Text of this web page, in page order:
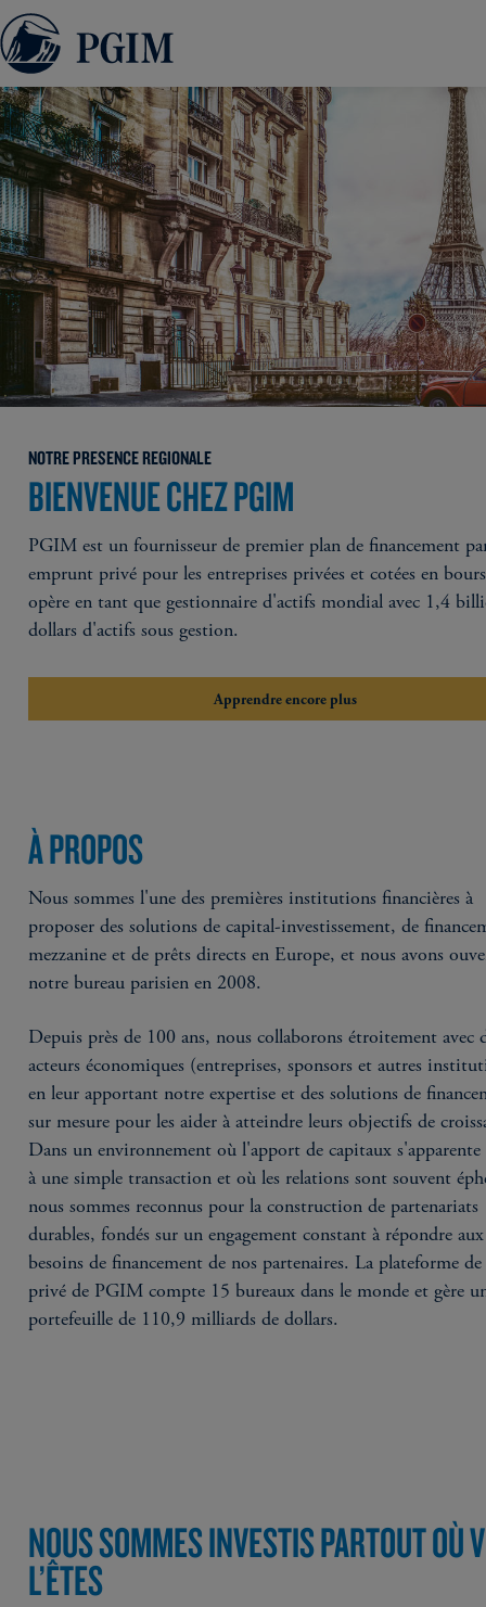
NOTRE PRESENCE REGIONALE
BIENVENUE CHEZ PGIM
PGIM est un fournisseur de premier plan de financement
emprunt privé pour les entreprises privées et cotées en
opère en tant que gestionnaire d'actifs mondial avec 1,4
dollars d'actifs sous gestion.
Apprendre encore plus
À PROPOS
Nous sommes l'une des premières institutions financières à
proposer des solutions de capital-investissement, de
mezzanine et de prêts directs en Europe, et nous avons
notre bureau parisien en 2008.
Depuis près de 100 ans, nous collaborons étroitement avec
acteurs économiques (entreprises, sponsors et autres
en leur apportant notre expertise et des solutions de
sur mesure pour les aider à atteindre leurs objectifs de
Dans un environnement où l'apport de capitaux
à une simple transaction et où les relations sont souvent
nous sommes reconnus pour la construction de partenariats
durables, fondés sur un engagement constant à répondre aux
besoins de financement de nos partenaires. La plateforme
privé de PGIM compte 15 bureaux dans le monde et gère
portefeuille de 110,9 milliards de dollars.
NOUS SOMMES INVESTIS PARTOUT OÙ
L’ÊTES